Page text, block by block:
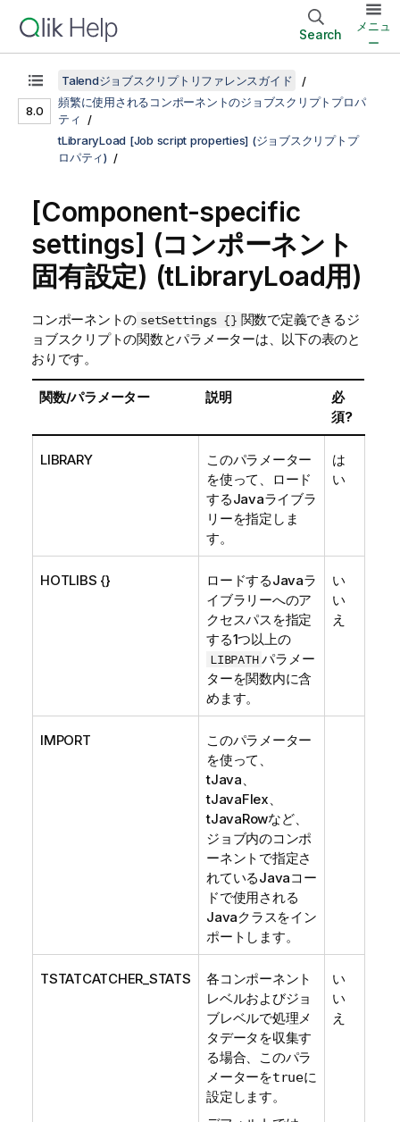
Search
メニュ
ー
8.0
Talendジョブスクリプトリファレンスガイド
頻繁に使用されるコンポーネントのジョブスクリプトプロパ
ティ
tLibraryLoad [Job script properties] (ジョブスクリプトプ
ロパティ)
[Component-specific
settings] (コンポーネント
固有設定) (tLibraryLoad用)
コンポーネントの setSettings {} 関数で定義できるジ
ョブスクリプトの関数とパラメーターは、以下の表のと
おりです。
関数/パラメーター 説明
必
須?
LIBRARY
このパラメーター
を使って、ロード
するJavaライブラ
リーを指定しま
す。
は
い
HOTLIBS {}
ロードするJavaラ
イブラリーへのア
クセスパスを指定
する1つ以上の
LIBPATH パラメー
ターを関数内に含
めます。
い
い
え
IMPORT
このパラメーター
を使って、
tJava、
tJavaFlex、
tJavaRowなど、
ジョブ内のコンポ
ーネントで指定さ
れているJavaコー
ドで使用される
Javaクラスをイン
ポートします。
TSTATCATCHER_STATS
各コンポーネント
レベルおよびジョ
ブレベルで処理メ
タデータを収集す
る場合、このパラ
メーターをtrueに
設定します。
い
い
え